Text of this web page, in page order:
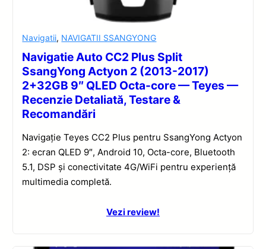
Navigatii, NAVIGATII SSANGYONG
Navigatie Auto CC2 Plus Split
SsangYong Actyon 2 (2013-2017)
2+32GB 9″ QLED Octa-core — Teyes —
Recenzie Detaliată, Testare &
Recomandări
Navigație Teyes CC2 Plus pentru SsangYong Actyon
2: ecran QLED 9″, Android 10, Octa-core, Bluetooth
5.1, DSP și conectivitate 4G/WiFi pentru experiență
multimedia completă.
Vezi review!